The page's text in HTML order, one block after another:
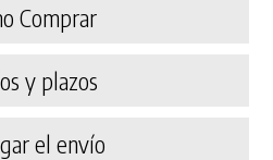
Comprar
y plazos
el envío